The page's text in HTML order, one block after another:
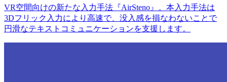
VR空間向けの新たな入力手法『AirSteno』。本入力手法は
3Dフリック入力により高速で、没入感を損なわないことで
円滑なテキストコミュニケーションを支援します。